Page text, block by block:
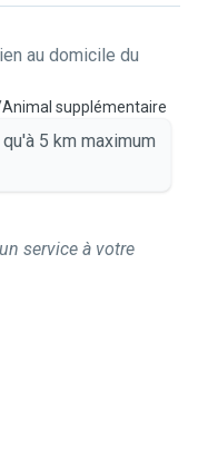
au domicile du
supplémentaire
5 km maximum
service à votre